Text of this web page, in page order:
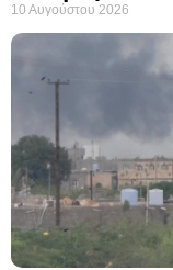
10 Αυγούστου 2026